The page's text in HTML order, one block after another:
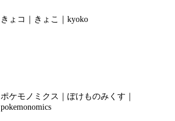
きょコ｜きょこ｜kyoko
ポケモノミクス｜ぽけものみくす｜
pokemonomics